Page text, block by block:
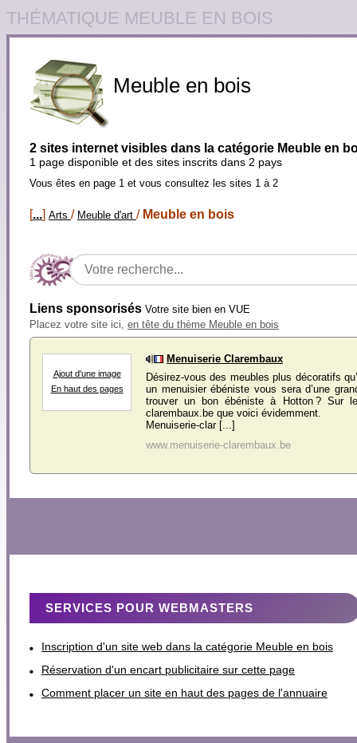
THÉMATIQUE MEUBLE EN BOIS
Meuble en bois
2 sites internet visibles dans la catégorie Meuble en
1 page disponible et des sites inscrits dans 2 pays
Vous êtes en page 1 et vous consultez les sites 1 à 2
[...] Arts / Meuble d'art / Meuble en bois
Liens sponsorisés Votre site bien en VUE
Placez votre site ici, en tête du thème Meuble en bois
Ajout d'une image
En haut des pages
Menuiserie Clarembaux
Désirez-vous des meubles plus décoratifs
un menuisier ébéniste vous sera d’une
trouver un bon ébéniste à Hotton ? Sur
clarembaux.be que voici évidemment.
Menuiserie-clar [...]
www.menuiserie-clarembaux.be
SERVICES POUR WEBMASTERS
Inscription d'un site web dans la catégorie Meuble en bois
Réservation d'un encart publicitaire sur cette page
Comment placer un site en haut des pages de l'annuaire